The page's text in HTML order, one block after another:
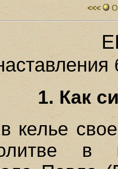
<<<
1. Как
келье
в